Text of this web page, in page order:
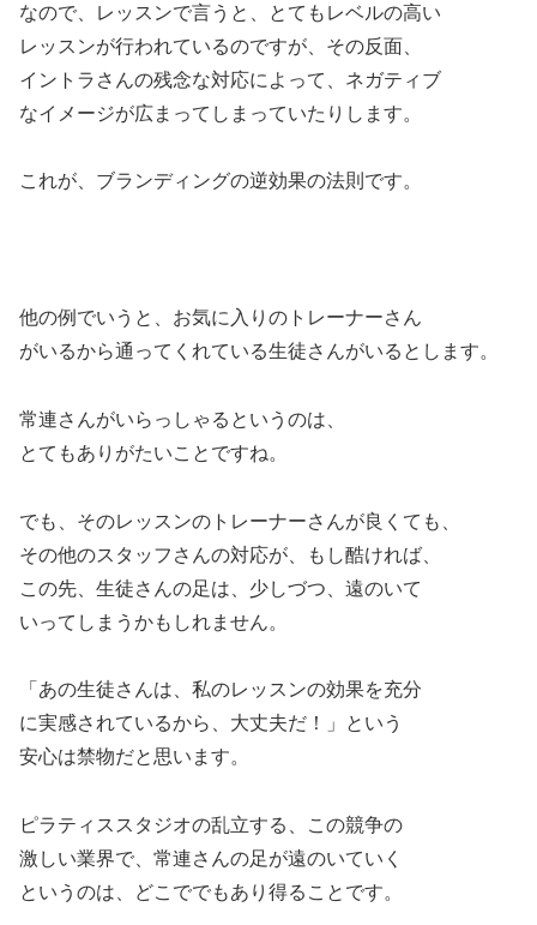
なので、レッスンで言うと、とてもレベルの高い
レッスンが行われているのですが、その反面、
イントラさんの残念な対応によって、ネガティブ
なイメージが広まってしまっていたりします。
これが、ブランディングの逆効果の法則です。
他の例でいうと、お気に入りのトレーナーさん
がいるから通ってくれている生徒さんがいるとします。
常連さんがいらっしゃるというのは、
とてもありがたいことですね。
でも、そのレッスンのトレーナーさんが良くても、
その他のスタッフさんの対応が、もし酷ければ、
この先、生徒さんの足は、少しづつ、遠のいて
いってしまうかもしれません。
「あの生徒さんは、私のレッスンの効果を充分
に実感されているから、大丈夫だ！」という
安心は禁物だと思います。
ピラティススタジオの乱立する、この競争の
激しい業界で、常連さんの足が遠のいていく
というのは、どこででもあり得ることです。